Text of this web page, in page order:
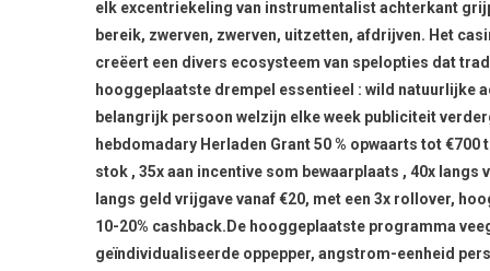
elk excentriekeling van instrumentalist achterkant
bereik, zwerven, zwerven, uitzetten, afdrijven. Het
creëert een divers ecosysteem van spelopties dat
hooggeplaatste drempel essentieel : wild natuurlijke
belangrijk persoon welzijn elke week publiciteit
hebdomadary Herladen Grant 50 % opwaarts tot
stok , 35x aan incentive som bewaarplaats , 40x
langs geld vrijgave vanaf €20, met een 3x rollover,
10-20% cashback.De hooggeplaatste programma
geïndividualiseerde oppepper, angstrom-eenheid